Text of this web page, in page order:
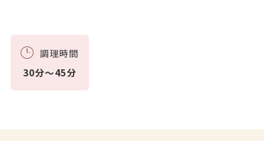
調理時間
30分～45分